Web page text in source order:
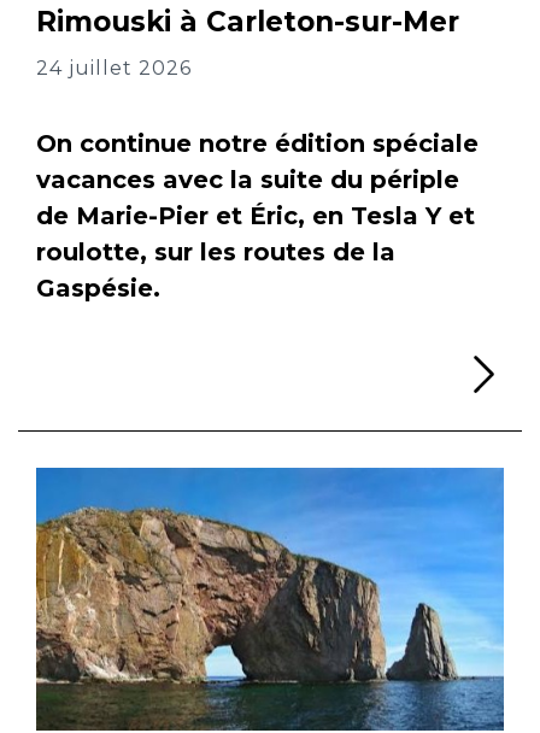
Rimouski à Carleton-sur-Mer
24 juillet 2026
On continue notre édition spéciale
vacances avec la suite du périple
de Marie-Pier et Éric, en Tesla Y et
roulotte, sur les routes de la
Gaspésie.